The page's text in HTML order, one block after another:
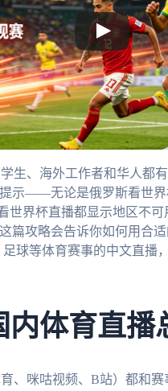
生、海外工作者和华人都
示——无论是俄罗斯看世
世界杯直播都显示地区不
篇攻略会告诉你如何用合
球等体育赛事的中文直播
体育直播
、咪咕视频、B站）都和